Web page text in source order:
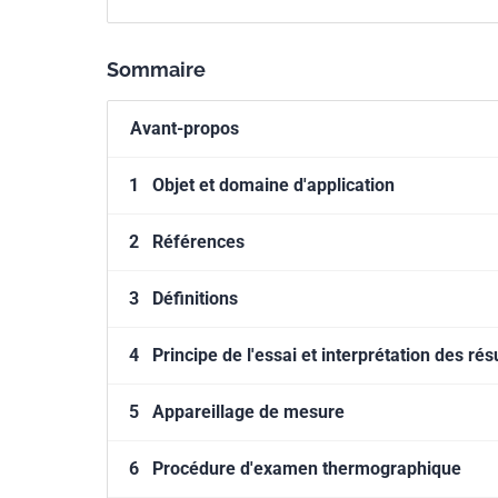
Sommaire
Avant-propos
1 Objet et domaine d'application
2 Références
3 Définitions
4 Principe de l'essai et interprétation des
5 Appareillage de mesure
6 Procédure d'examen thermographique